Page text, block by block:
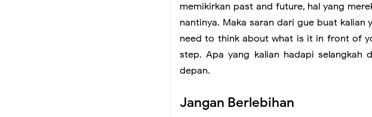
memikirkan past and future, hal yang
nantinya. Maka saran dari gue buat
need to think about what is it in front of
step. Apa yang kalian hadapi selangkah
depan.
Jangan Berlebihan